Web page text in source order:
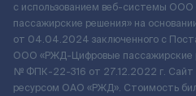
с использованием веб-системы
пассажирские решения» на
от 04.04.2024 заключенного с
ООО «РЖД-Цифровые пассажирские
№ ФПК-22-316 от 27.12.2022 г. Сайт
ресурсом ОАО «РЖД». Стоимость